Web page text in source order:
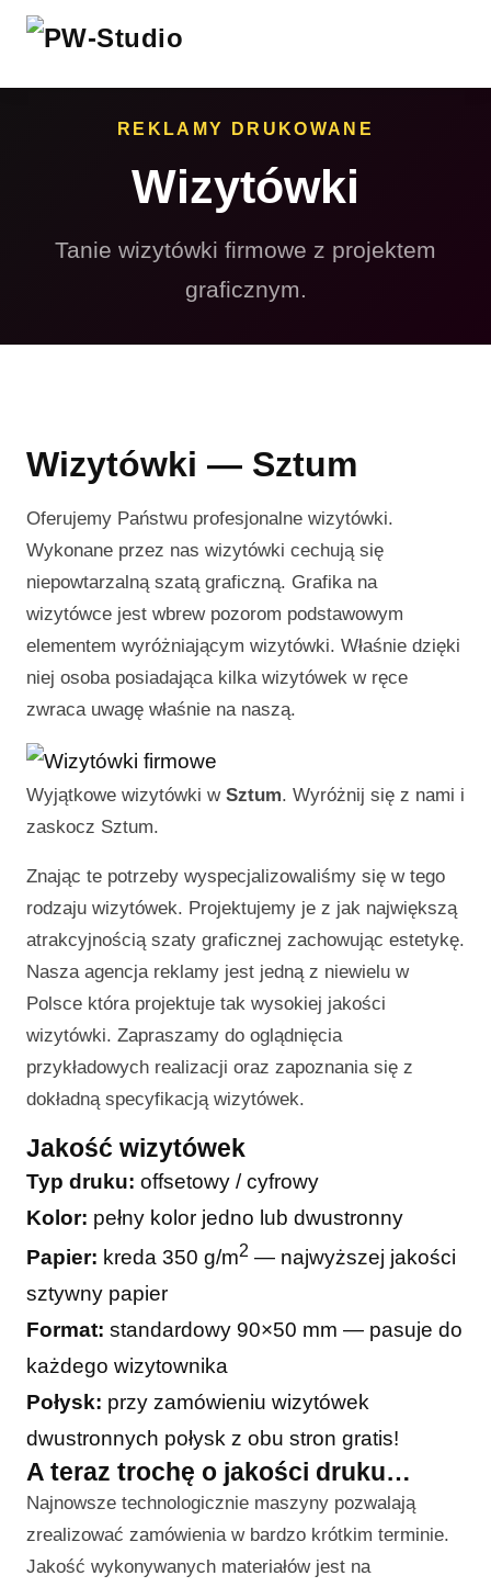
REKLAMY DRUKOWANE
Wizytówki
Tanie wizytówki firmowe z projektem
graficznym.
Wizytówki — Sztum
Oferujemy Państwu profesjonalne wizytówki.
Wykonane przez nas wizytówki cechują się
niepowtarzalną szatą graficzną. Grafika na
wizytówce jest wbrew pozorom podstawowym
elementem wyróżniającym wizytówki. Właśnie dzięki
niej osoba posiadająca kilka wizytówek w ręce
zwraca uwagę właśnie na naszą.
Wyjątkowe wizytówki w Sztum. Wyróżnij się z nami i
zaskocz Sztum.
Znając te potrzeby wyspecjalizowaliśmy się w tego
rodzaju wizytówek. Projektujemy je z jak największą
atrakcyjnością szaty graficznej zachowując estetykę.
Nasza agencja reklamy jest jedną z niewielu w
Polsce która projektuje tak wysokiej jakości
wizytówki. Zapraszamy do oglądnięcia
przykładowych realizacji oraz zapoznania się z
dokładną specyfikacją wizytówek.
Jakość wizytówek
Typ druku: offsetowy / cyfrowy
Kolor: pełny kolor jedno lub dwustronny
Papier: kreda 350 g/m2 — najwyższej jakości
sztywny papier
Format: standardowy 90×50 mm — pasuje do
każdego wizytownika
Połysk: przy zamówieniu wizytówek
dwustronnych połysk z obu stron gratis!
A teraz trochę o jakości druku…
Najnowsze technologicznie maszyny pozwalają
zrealizować zamówienia w bardzo krótkim terminie.
Jakość wykonywanych materiałów jest na